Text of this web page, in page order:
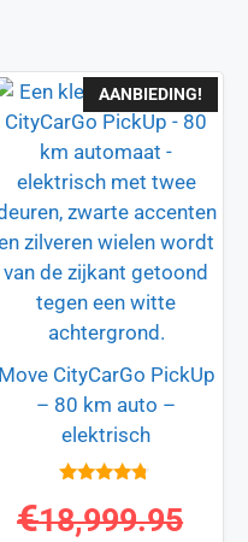
AANBIEDING!
Move CityCarGo PickUp
– 80 km auto –
elektrisch
van 5
€18,999.95